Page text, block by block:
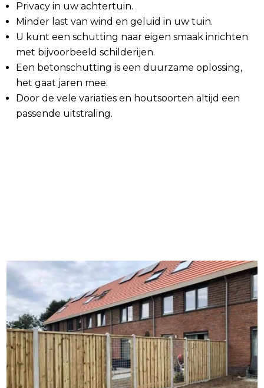
Privacy in uw achtertuin.
Minder last van wind en geluid in uw tuin.
U kunt een schutting naar eigen smaak inrichten
met bijvoorbeeld schilderijen.
Een betonschutting is een duurzame oplossing,
het gaat jaren mee.
Door de vele variaties en houtsoorten altijd een
passende uitstraling.